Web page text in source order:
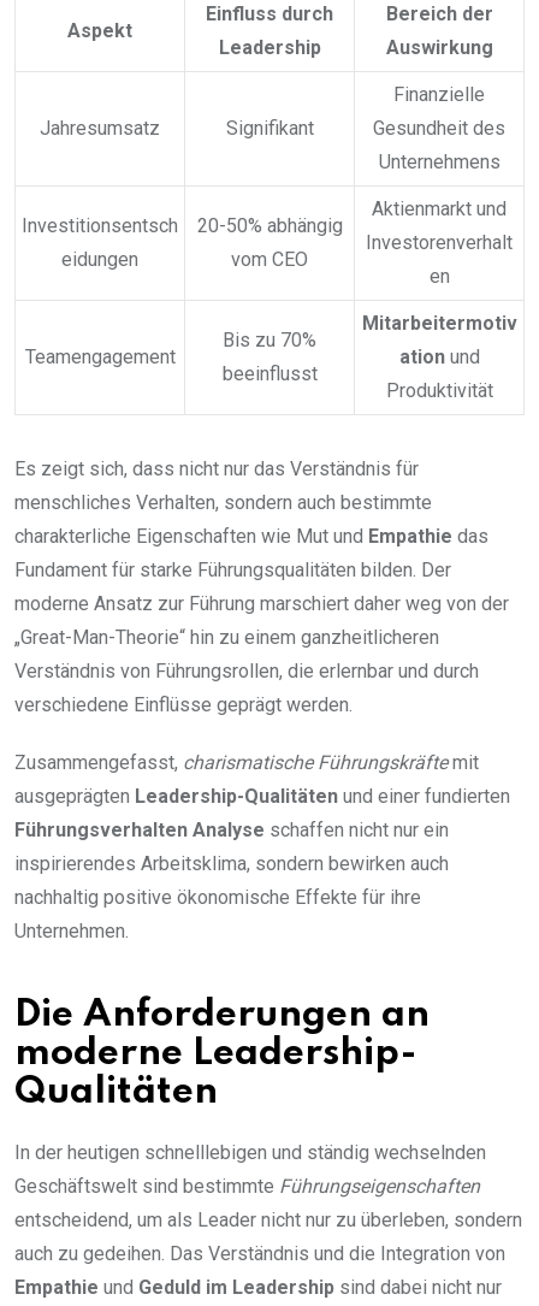
Aspekt
Einfluss durch
Leadership
Bereich der
Auswirkung
Jahresumsatz Signifikant
Finanzielle
Gesundheit des
Unternehmens
Investitionsentsch
eidungen
20-50% abhängig
vom CEO
Aktienmarkt und
Investorenverhalt
en
Teamengagement
Bis zu 70%
beeinflusst
Mitarbeitermotiv
ationund
Produktivität
Es zeigt sich, dass nicht nur das Verständnis für
menschliches Verhalten, sondern auch bestimmte
charakterliche Eigenschaften wie Mut und Empathie das
Fundament für starke Führungsqualitäten bilden. Der
moderne Ansatz zur Führung marschiert daher weg von der
„Great-Man-Theorie“ hin zu einem ganzheitlicheren
Verständnis von Führungsrollen, die erlernbar und durch
verschiedene Einflüsse geprägt werden.
Zusammengefasst, charismatische Führungskräftemit
ausgeprägten Leadership-Qualitäten und einer fundierten
Führungsverhalten Analyse schaffen nicht nur ein
inspirierendes Arbeitsklima, sondern bewirken auch
nachhaltig positive ökonomische Effekte für ihre
Unternehmen.
Die Anforderungen an
moderne Leadership-
Qualitäten
In der heutigen schnelllebigen und ständig wechselnden
Geschäftswelt sind bestimmte Führungseigenschaften
entscheidend, um als Leader nicht nur zu überleben, sondern
auch zu gedeihen. Das Verständnis und die Integration von
Empathie und Geduld im Leadership sind dabei nicht nur